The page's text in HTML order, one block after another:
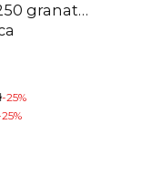
granat
-25%